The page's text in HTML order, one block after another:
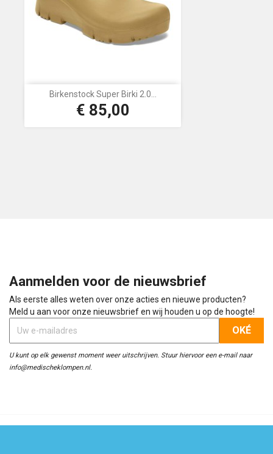
Birkenstock Super Birki 2.0...
Prijs
€ 85,00
Aanmelden voor de nieuwsbrief
Als eerste alles weten over onze acties en nieuwe producten?
Meld u aan voor onze nieuwsbrief en wij houden u op de hoogte!
U kunt op elk gewenst moment weer uitschrijven. Stuur hiervoor een e-mail naar
info@medischeklompen.nl.